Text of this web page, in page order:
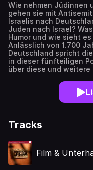
Wie nehmen Jüdinnen
gehen sie mit
Israelis nach
Juden nach Israel?
Humor und wie sieht
Anlässlich von 1.700
Deutschland spricht
in dieser fünfteiligen
über diese und weitere
Tracks
Film &